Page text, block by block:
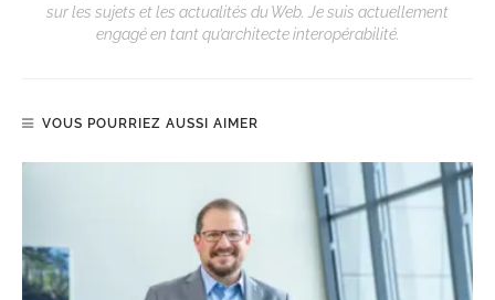
sur les sujets et les actualités du Web. Je suis actuellement
engagé en tant qu’architecte interopérabilité.
VOUS POURRIEZ AUSSI AIMER